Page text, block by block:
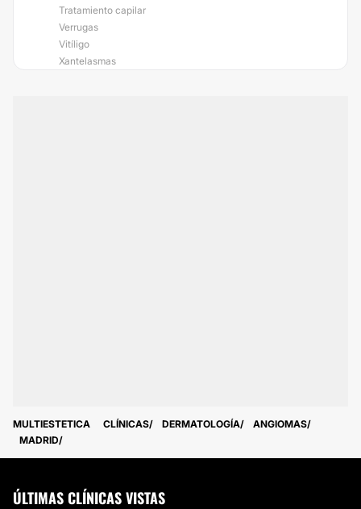
Tratamiento capilar
Verrugas
Vitíligo
Xantelasmas
MULTIESTETICA CLÍNICAS DERMATOLOGÍA
ANGIOMAS
MADRID
ÚLTIMAS CLÍNICAS VISTAS